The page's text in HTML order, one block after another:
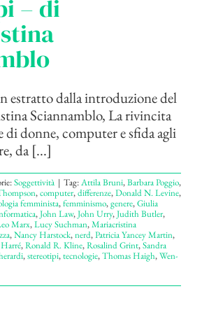
– di
estratto dalla introduzione del
Sciannamblo, La rivincita
di donne, computer e sfida agli
da [...]
Soggettività | Tag:Attila Bruni,Barbara Poggio,
,computer,differenze,Donald N. Levine,
femminista,femminismo,genere,Giulia
,John Law,John Urry,Judith Butler,
Marx,Lucy Suchman,Mariacristina
,Nancy Harstock,nerd,Patricia Yancey Martin,
,Ronald R. Kline,Rosalind Grint,Sandra
,stereotipi,tecnologie,Thomas Haigh,Wen-